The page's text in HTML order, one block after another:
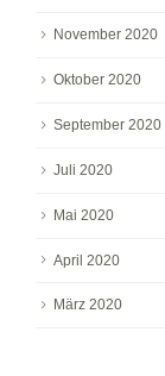
November 2020
Oktober 2020
September 2020
Juli 2020
Mai 2020
April 2020
März 2020